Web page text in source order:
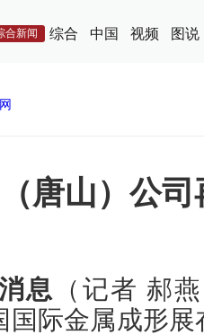
合新闻 综合 中国 视频 图说
唐山）公司
息
（记者 郝
国际金属成形